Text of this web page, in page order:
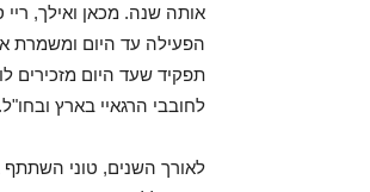
לחובבי הרגאיי בארץ ובחו"ל.
לאורך השנים, טוני השתתף